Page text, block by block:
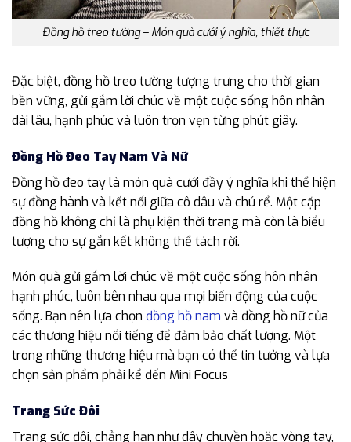
Đồng hồ treo tường – Món quà cưới ý nghĩa, thiết thực
Đặc biệt, đồng hồ treo tường tượng trưng cho thời gian
bền vững, gửi gắm lời chúc về một cuộc sống hôn nhân
dài lâu, hạnh phúc và luôn trọn vẹn từng phút giây.
Đồng Hồ Đeo Tay Nam Và Nữ
Đồng hồ đeo tay là món quà cưới đầy ý nghĩa khi thể hiện
sự đồng hành và kết nối giữa cô dâu và chú rể. Một cặp
đồng hồ không chỉ là phụ kiện thời trang mà còn là biểu
tượng cho sự gắn kết không thể tách rời.
Món quà gửi gắm lời chúc về một cuộc sống hôn nhân
hạnh phúc, luôn bên nhau qua mọi biến động của cuộc
sống. Bạn nên lựa chọn đồng hồ nam và đồng hồ nữ của
các thương hiệu nổi tiếng để đảm bảo chất lượng. Một
trong những thương hiệu mà bạn có thể tin tưởng và lựa
chọn sản phẩm phải kể đến Mini Focus
Trang Sức Đôi
Trang sức đôi, chẳng hạn như dây chuyền hoặc vòng tay,